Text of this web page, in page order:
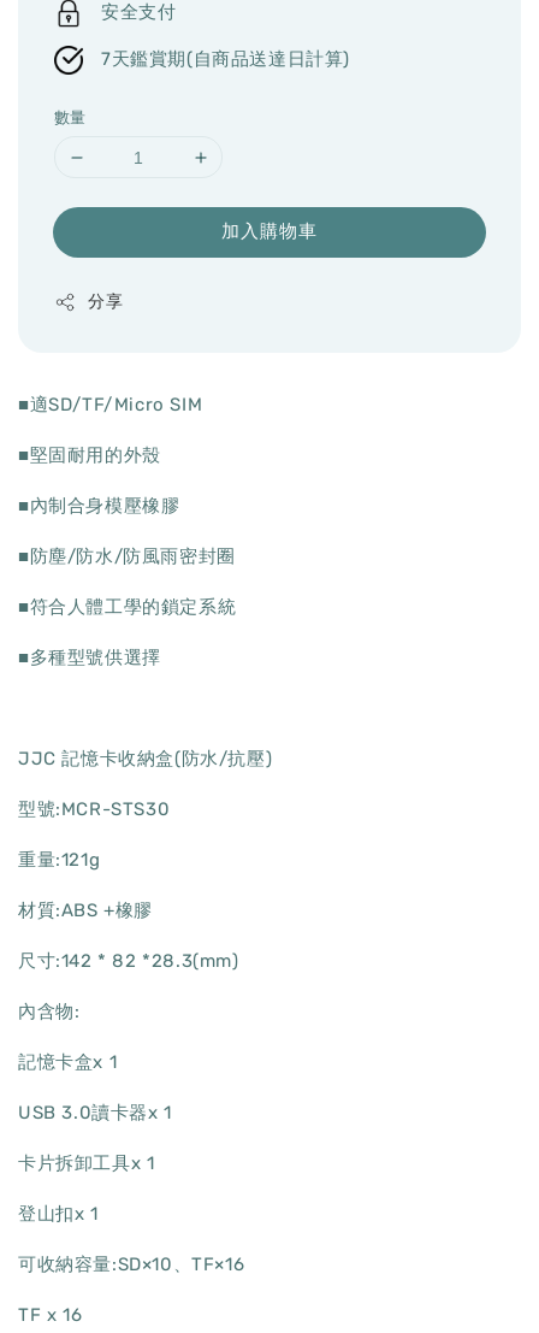
安全支付
7天鑑賞期(自商品送達日計算)
數量
加入購物車
分享
■適SD/TF/Micro SIM
■堅固耐用的外殼
■內制合身模壓橡膠
■防塵/防水/防風雨密封圈
■符合人體工學的鎖定系統
■多種型號供選擇
JJC 記憶卡收納盒(防水/抗壓)
型號:MCR-STS30
重量:121g
材質:ABS +橡膠
尺寸:142 * 82 *28.3(mm)
內含物:
記憶卡盒x 1
USB 3.0讀卡器x 1
卡片拆卸工具x 1
登山扣x 1
可收納容量:SD×10、TF×16
TF x 16